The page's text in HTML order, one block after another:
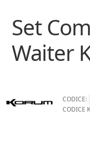
Set
Waiter
CODICE:
CODICE